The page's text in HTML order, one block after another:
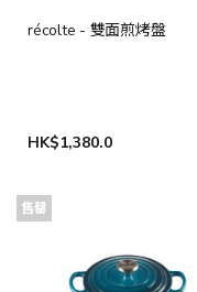
récolte - 雙面煎烤盤
HK$1,380.0
售罄